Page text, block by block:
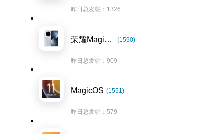
昨日总发帖：1326
荣耀Magic7系列 (1590)
昨日总发帖：909
MagicOS (1551)
昨日总发帖：579